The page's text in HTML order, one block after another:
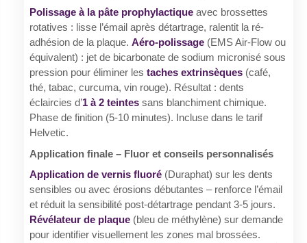
Polissage à la pâte prophylactiqueavec brossettes
rotatives : lisse l’émail après détartrage, ralentit la ré-
adhésion de la plaque. Aéro-polissage(EMS Air-Flow ou
équivalent) : jet de bicarbonate de sodium micronisé sous
pression pour éliminer les taches extrinsèques(café,
thé, tabac, curcuma, vin rouge). Résultat : dents
éclaircies d’1 à 2 teintessans blanchiment chimique.
Phase de finition (5-10 minutes). Incluse dans le tarif
Helvetic.
Application finale – Fluor et conseils personnalisés
Application de vernis fluoré(Duraphat) sur les dents
sensibles ou avec érosions débutantes – renforce l’émail
et réduit la sensibilité post-détartrage pendant 3-5 jours.
Révélateur de plaque(bleu de méthylène) sur demande
pour identifier visuellement les zones mal brossées.